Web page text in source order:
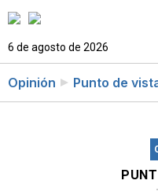
6 de agosto de 2026
Opinión Punto de